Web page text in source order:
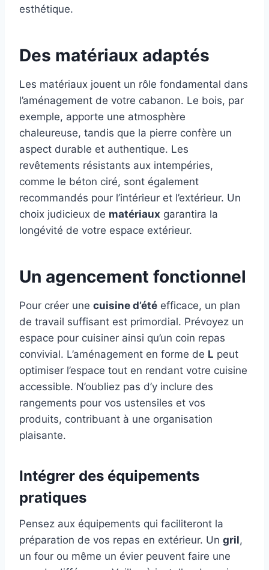
esthétique.
Des matériaux adaptés
Les matériaux jouent un rôle fondamental dans
l’aménagement de votre cabanon. Le bois, par
exemple, apporte une atmosphère
chaleureuse, tandis que la pierre confère un
aspect durable et authentique. Les
revêtements résistants aux intempéries,
comme le béton ciré, sont également
recommandés pour l’intérieur et l’extérieur. Un
choix judicieux de matériaux garantira la
longévité de votre espace extérieur.
Un agencement fonctionnel
Pour créer une cuisine d’été efficace, un plan
de travail suffisant est primordial. Prévoyez un
espace pour cuisiner ainsi qu’un coin repas
convivial. L’aménagement en forme de L peut
optimiser l’espace tout en rendant votre cuisine
accessible. N’oubliez pas d’y inclure des
rangements pour vos ustensiles et vos
produits, contribuant à une organisation
plaisante.
Intégrer des équipements
pratiques
Pensez aux équipements qui faciliteront la
préparation de vos repas en extérieur. Un gril,
un four ou même un évier peuvent faire une